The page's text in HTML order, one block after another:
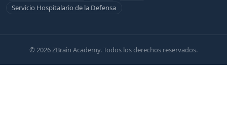
Servicio Hospitalario de la Defensa
© 2026 ZBrain Academy. Todos los derechos reservados.